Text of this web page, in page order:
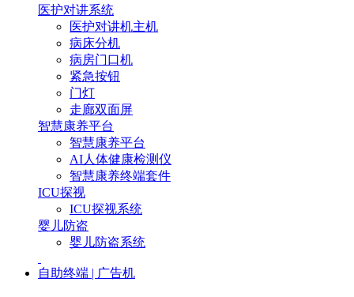
医护对讲系统
医护对讲机主机
病床分机
病房门口机
紧急按钮
门灯
走廊双面屏
智慧康养平台
智慧康养平台
AI人体健康检测仪
智慧康养终端套件
ICU探视
ICU探视系统
婴儿防盗
婴儿防盗系统
自助终端 | 广告机